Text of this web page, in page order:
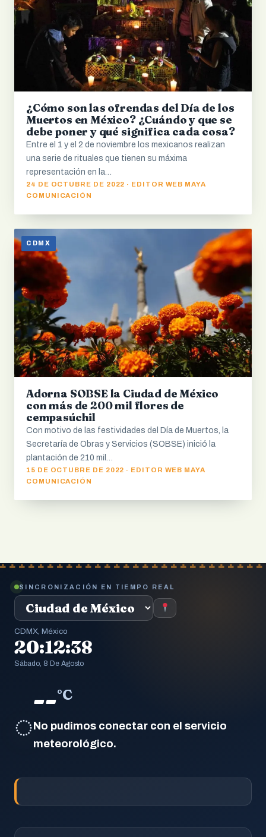
¿Cómo son las ofrendas del Día de los
Muertos en México? ¿Cuándo y que se
debe poner y qué significa cada cosa?
Entre el 1 y el 2 de noviembre los mexicanos realizan
una serie de rituales que tienen su máxima
representación en la…
24 DE OCTUBRE DE 2022 · EDITOR WEB MAYA
COMUNICACIÓN
CDMX
Adorna SOBSE la Ciudad de México
con más de 200 mil flores de
cempasúchil
Con motivo de las festividades del Día de Muertos, la
Secretaría de Obras y Servicios (SOBSE) inició la
plantación de 210 mil…
15 DE OCTUBRE DE 2022 · EDITOR WEB MAYA
COMUNICACIÓN
SINCRONIZACIÓN EN TIEMPO REAL
CDMX, México
20:12:40
Sábado, 8 De Agosto
◌
--°C
No pudimos conectar con el servicio
meteorológico.